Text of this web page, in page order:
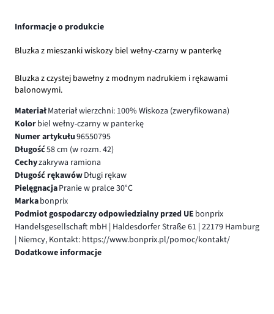
Informacje o produkcie
Bluzka z mieszanki wiskozy biel wełny-czarny w panterkę
Bluzka z czystej bawełny z modnym nadrukiem i rękawami
balonowymi.
MateriałMateriał wierzchni: 100% Wiskoza (zweryfikowana)
Kolorbiel wełny-czarny w panterkę
Numer artykułu96550795
Długość58 cm (w rozm. 42)
Cechyzakrywa ramiona
Długość rękawówDługi rękaw
PielęgnacjaPranie w pralce 30°C
Markabonprix
Podmiot gospodarczy odpowiedzialny przed UE bonprix
Handelsgesellschaft mbH | Haldesdorfer Straße 61 | 22179 Hamburg
| Niemcy, Kontakt: https://www.bonprix.pl/pomoc/kontakt/
Dodatkowe informacje